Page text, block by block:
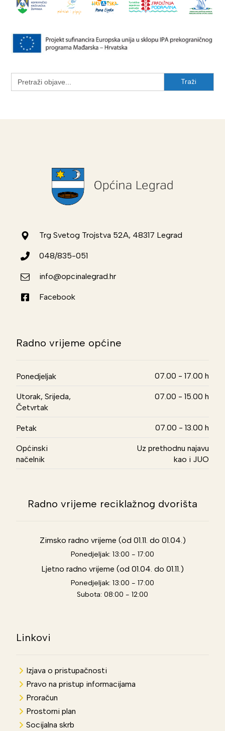
Search
for:
Trg Svetog Trojstva 52A, 48317 Legrad
048/835-051
info@opcinalegrad.hr
Facebook
Radno vrijeme općine
Ponedjeljak 07.00 - 17.00 h
Utorak, Srijeda,
Četvrtak
07.00 - 15.00 h
Petak 07.00 - 13.00 h
Općinski
načelnik
Uz prethodnu najavu
kao i JUO
Radno vrijeme reciklažnog dvorišta
Zimsko radno vrijeme (od 01.11. do 01.04.)
Ponedjeljak: 13:00 - 17:00
Ljetno radno vrijeme (od 01.04. do 01.11.)
Ponedjeljak: 13:00 - 17:00
Subota: 08:00 - 12:00
Linkovi
Izjava o pristupačnosti
Pravo na pristup informacijama
Proračun
Prostorni plan
Socijalna skrb